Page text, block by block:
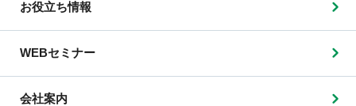
お役立ち情報
WEBセミナー
会社案内